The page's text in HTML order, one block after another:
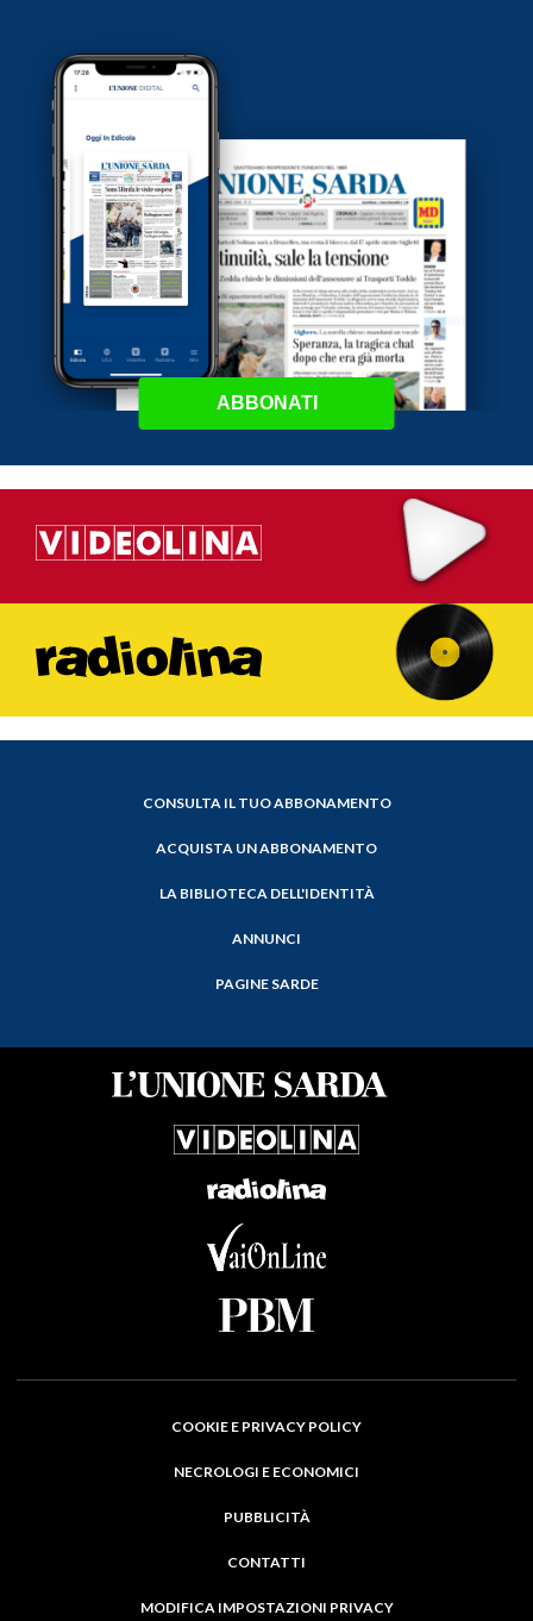
ABBONATI
CONSULTA IL TUO ABBONAMENTO
ACQUISTA UN ABBONAMENTO
LA BIBLIOTECA DELL'IDENTITÀ
ANNUNCI
PAGINE SARDE
COOKIE E PRIVACY POLICY
NECROLOGI E ECONOMICI
PUBBLICITÀ
CONTATTI
MODIFICA IMPOSTAZIONI PRIVACY